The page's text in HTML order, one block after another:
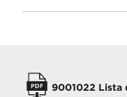
MANUALES
9001022 Lista